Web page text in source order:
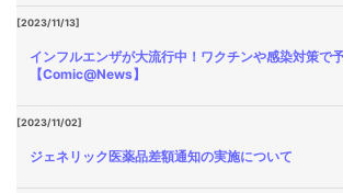
[2023/11/13]
インフルエンザが大流行中！ワクチンや感染対策で
【Comic@News】
[2023/11/02]
ジェネリック医薬品差額通知の実施について